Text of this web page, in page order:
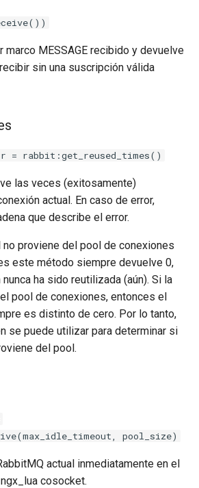
marco MESSAGE recibido y devuelve
sin una suscripción válida
= rabbit:get_reused_times()
las veces (exitosamente)
actual. En caso de error,
que describe el error.
no proviene del pool de conexiones
este método siempre devuelve 0,
ha sido reutilizada (aún). Si la
pool de conexiones, entonces el
es distinto de cero. Por lo tanto,
se puede utilizar para determinar si
del pool.
pool_size)
actual inmediatamente en el
cosocket.